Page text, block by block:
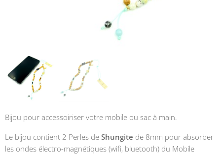
Bijou pour accessoiriser votre mobile ou sac à main.
Le bijou contient 2 Perles de Shungite de 8mm pour absorber
les ondes électro-magnétiques (wifi, bluetooth) du Mobile